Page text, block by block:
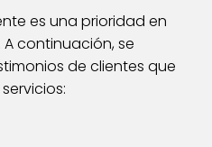
es una prioridad en
A continuación, se
de clientes que